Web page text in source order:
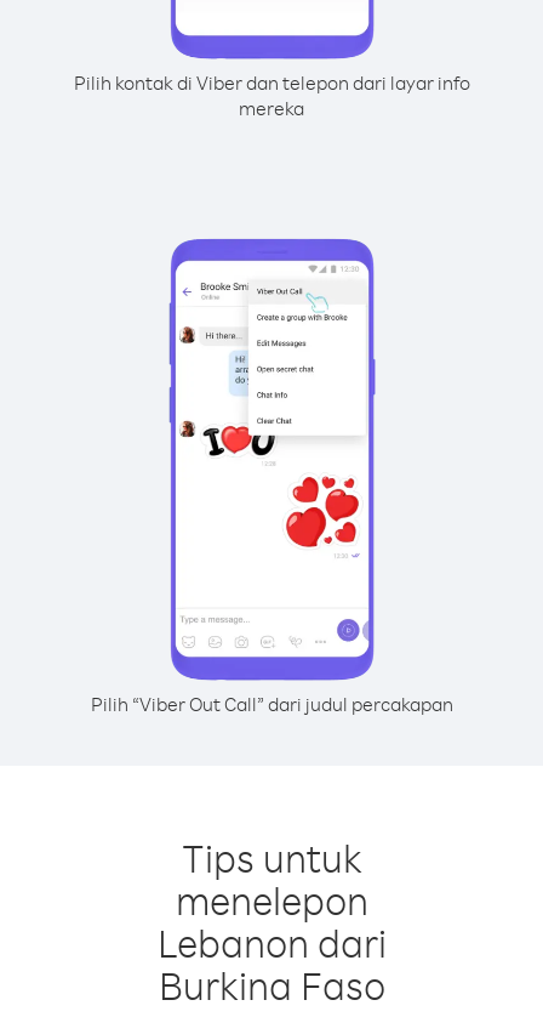
Pilih kontak di Viber dan telepon dari layar info
mereka
Pilih “Viber Out Call” dari judul percakapan
Tips untuk
menelepon
Lebanon dari
Burkina Faso